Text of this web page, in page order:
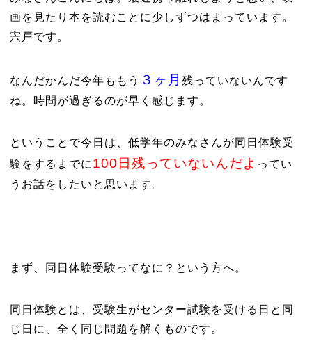
画を見たり本を読むことに少しずつはまっています。
宍戸です。
なんだかんだ今年ももう ３ヶ月 残っていないんです
ね。時間が過ぎるのが早く感じます。
ということで今日は、低学年のみなさんが同日体験受
験をするまでに 100日残っていないんだよ ってい
うお話をしたいと思います。
まず、同日体験受験ってなに？という方へ。
同日体験とは、受験生がセンター試験を受ける日と同
じ日に、全く同じ問題を解くものです。